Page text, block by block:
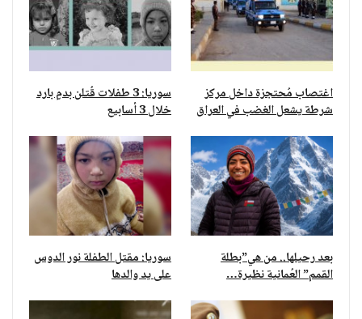
اغتصاب مُحتجزة داخل مركز
شرطة يشعل الغضب في العراق
سوريا: 3 طفلات قُتلن بدمٍ بارد
خلال 3 أسابيع
بعد رحيلها.. من هي”بطلة
القمم” العُمانية نظيرة…
سوريا: مقتل الطفلة نور الدوس
على يد والدها